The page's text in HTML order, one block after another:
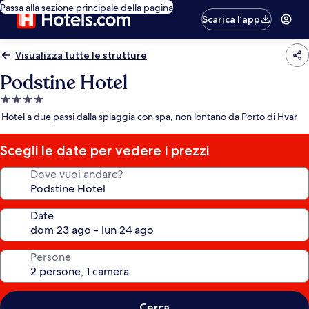
Passa alla sezione principale della pagina
Scarica l’app
Visualizza tutte le strutture
Podstine Hotel
Struttura
a
stelle
Hotel a due passi dalla spiaggia con spa, non lontano da Porto di Hvar
Scegli le date per vedere i prezzi
Dove vuoi andare?
Date
Persone